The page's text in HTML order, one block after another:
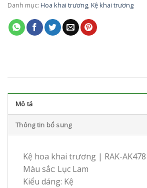
Danh mục: Hoa khai trương,Kệ khai trương
Mô tả
Thông tin bổ sung
Kệ hoa khai trương | RAK-AK478
Màu sắc: Lục Lam
Kiểu dáng: Kệ